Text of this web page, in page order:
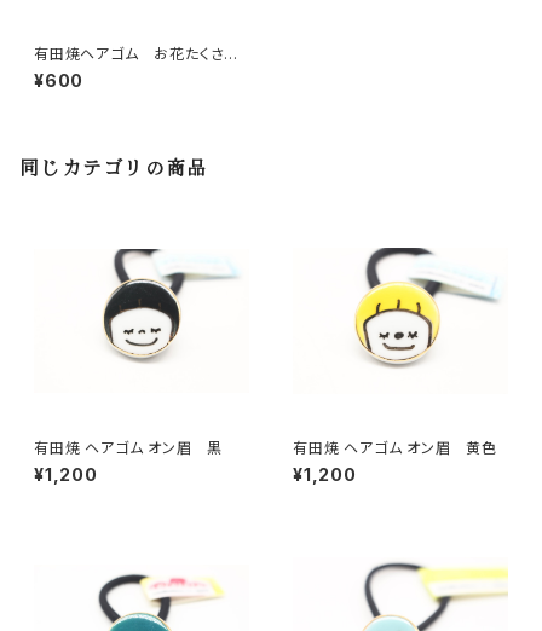
有田焼ヘアゴム お花たくさん
（水色）
¥600
同じカテゴリの商品
有田焼 ヘアゴム オン眉 黒
¥1,200
有田焼 ヘアゴム オン眉 黄色
¥1,200